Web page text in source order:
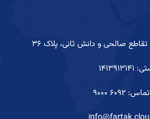
صالحی و دانش ثانی، پلاک ۳۶
9000